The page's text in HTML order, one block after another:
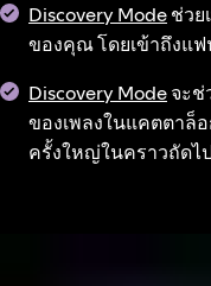
Discovery Modeช่วย
ของคุณ โดยเข้าถึงแ
Discovery Modeจะช่
ของเพลงในแคตตาล็
ครั้งใหญ่ในคราวถัด